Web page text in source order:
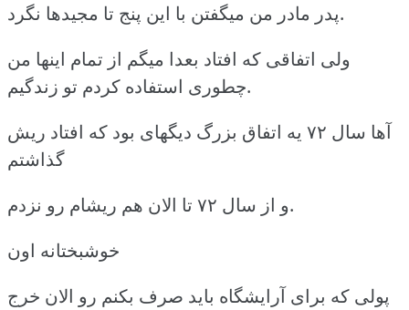
پدر مادر من میگفتن با این پنج تا مجیدها نگرد.
ولی اتفاقی که افتاد بعدا میگم از تمام اینها من
چطوری استفاده کردم تو زندگیم.
آها سال ۷۲ یه اتفاق بزرگ دیگهای بود که افتاد ریش
گذاشتم
و از سال ۷۲ تا الان هم ریشام رو نزدم.
خوشبختانه اون
پولی که برای آرایشگاه باید صرف بکنم رو الان خرج